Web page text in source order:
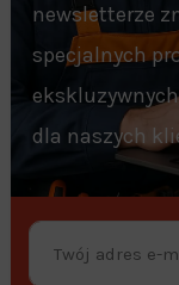
newsletterze
specjalnych
dla naszych